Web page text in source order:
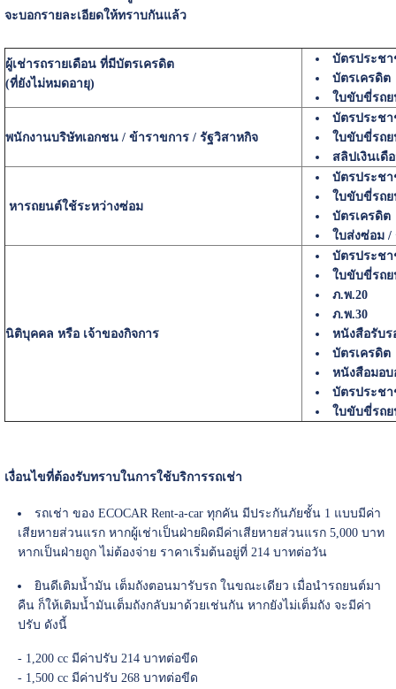
จะบอกรายละเอียดให้ทราบกันแล้ว
ผู้เช่ารถรายเดือน ที่มีบัตรเครดิต
(ที่ยังไม่หมดอายุ)
บัตรประช
บัตรเครดิต
ใบขับขี่รถ
พนักงานบริษัทเอกชน / ข้าราขการ / รัฐวิสาหกิจ
บัตรประช
ใบขับขี่รถ
สลิปเงินเดื
หารถยนต์ใช้ระหว่างซ่อม
บัตรประช
ใบขับขี่รถ
บัตรเครดิต
ใบส่งซ่อม
นิติบุคคล หรือ เจ้าของกิจการ
บัตรประช
ใบขับขี่รถ
ภ.พ.20
ภ.พ.30
หนังสือรับร
บัตรเครดิต
หนังสือมอ
บัตรประช
ใบขับขี่รถ
เงื่อนไขที่ต้องรับทราบในการใช้บริการรถเช่า
รถเช่า ของ ECOCAR Rent-a-car ทุกคัน มีประกันภัยชั้น 1 แบบมีค่า
เสียหายส่วนแรก หากผู้เช่าเป็นฝ่ายผิดมีค่าเสียหายส่วนแรก 5,000 บาท
หากเป็นฝ่ายถูก ไม่ต้องจ่าย ราคาเริ่มต้นอยู่ที่ 214 บาทต่อวัน
ยินดีเติมน้ำมัน เต็มถังตอนมารับรถ ในขณะเดียว เมื่อนำรถยนต์มา
คืน ก็ให้เติมน้ำมันเต็มถังกลับมาด้วยเช่นกัน หากยังไม่เต็มถัง จะมีค่า
ปรับ ดังนี้
- 1,200 cc มีค่าปรับ 214 บาทต่อขีด
- 1,500 cc มีค่าปรับ 268 บาทต่อขีด